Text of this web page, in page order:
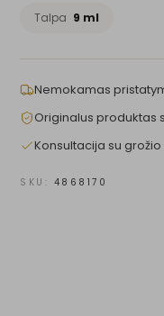
Talpa 9 ml
Nemokamas
Originalus produktas
Konsultacija su
SKU: 4868170